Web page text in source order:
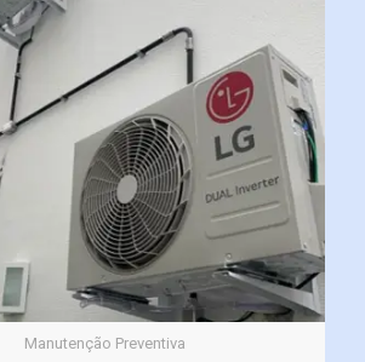
Manutenção Preventiva